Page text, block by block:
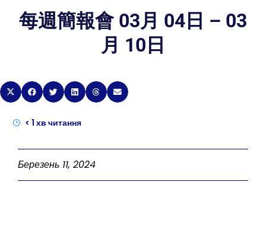
每週簡報會 03月 04日 – 03
月 10日
< 1 хв читання
Березень 11, 2024